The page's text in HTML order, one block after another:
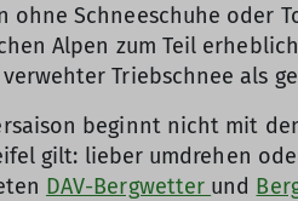
ohne Schneeschuhe oder
Alpen zum Teil
Triebschnee als
beginnt nicht mit
gilt: lieber umdrehen
DAV-Bergwetter und